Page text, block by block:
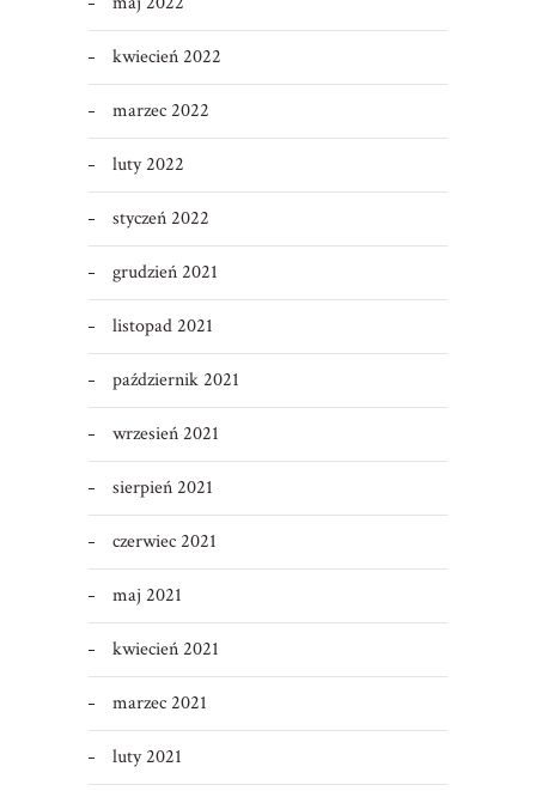
kwiecień 2022
marzec 2022
luty 2022
styczeń 2022
grudzień 2021
listopad 2021
październik 2021
wrzesień 2021
sierpień 2021
czerwiec 2021
maj 2021
kwiecień 2021
marzec 2021
luty 2021